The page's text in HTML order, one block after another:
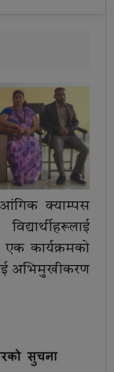
आंगिक क्याम्पस
कार्यक्रमको
अभिमुखीकरण